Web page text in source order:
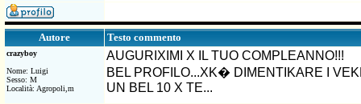
Autore Testo commento
crazyboy
Nome: Luigi
Sesso: M
Località: Agropoli,m
AUGURIXIMI X IL TUO COMPLEANNO!!!
BEL PROFILO...XK� DIMENTIKARE I
UN BEL 10 X TE...